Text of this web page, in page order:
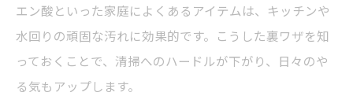
エン酸といった家庭によくあるアイテムは、キッチンや
水回りの頑固な汚れに効果的です。こうした裏ワザを知
っておくことで、清掃へのハードルが下がり、日々のや
る気もアップします。